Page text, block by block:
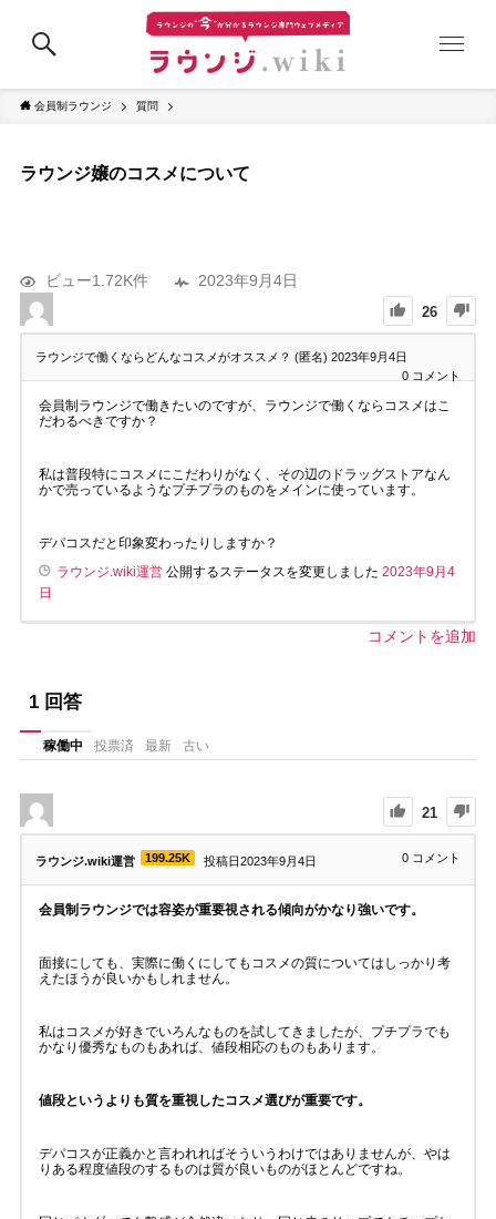
会員制ラウンジ 質問
ラウンジ嬢のコスメについて
ビュー1.72K件 2023年9月4日
26
ラウンジで働くならどんなコスメがオススメ？ (匿名) 2023年9月4日
0 コメント
会員制ラウンジで働きたいのですが、ラウンジで働くならコスメはこ
だわるべきですか？
私は普段特にコスメにこだわりがなく、その辺のドラッグストアなん
かで売っているようなプチプラのものをメインに使っています。
デパコスだと印象変わったりしますか？
ラウンジ.wiki運営公開するステータスを変更しました 2023年9月4
日
コメントを追加
1 回答
稼働中 投票済 最新 古い
21
ラウンジ.wiki運営 199.25K 投稿日2023年9月4日 0 コメント
会員制ラウンジでは容姿が重要視される傾向がかなり強いです。
面接にしても、実際に働くにしてもコスメの質についてはしっかり考
えたほうが良いかもしれません。
私はコスメが好きでいろんなものを試してきましたが、プチプラでも
かなり優秀なものもあれば、値段相応のものもあります。
値段というよりも質を重視したコスメ選びが重要です。
デパコスが正義かと言われればそういうわけではありませんが、やは
りある程度値段のするものは質が良いものがほとんどですね。